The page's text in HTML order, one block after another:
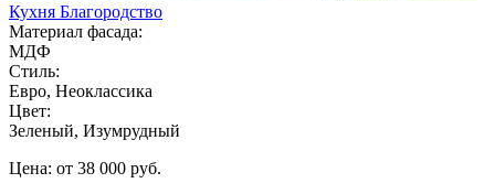
Кухня Благородство
Материал фасада:
МДФ
Стиль:
Евро, Неоклассика
Цвет:
Зеленый, Изумрудный
Цена: от 38 000 руб.